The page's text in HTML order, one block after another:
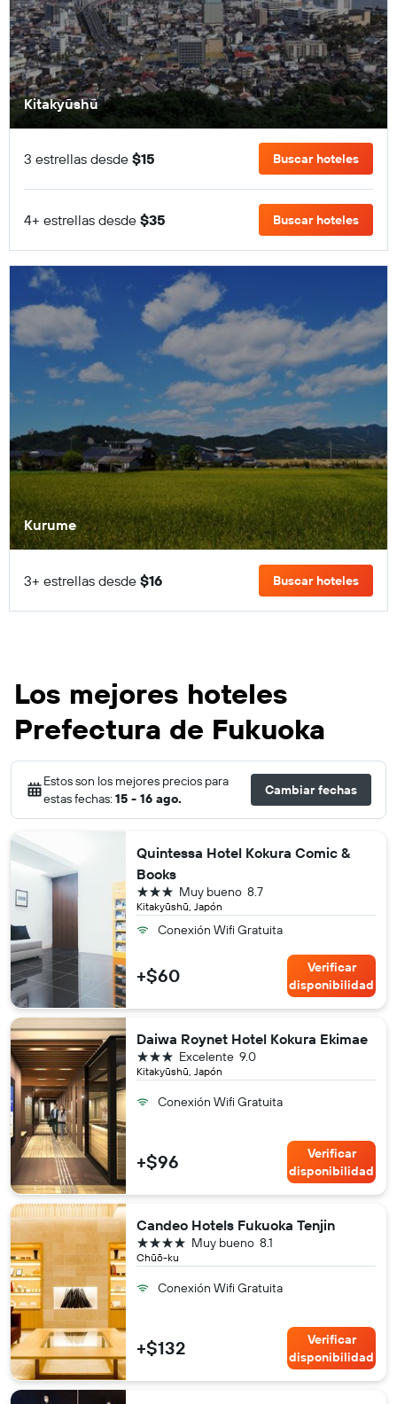
Kitakyūshū
3 estrellas desde $15 Buscar hoteles
4+ estrellas desde $35 Buscar hoteles
Kurume
3+ estrellas desde $16 Buscar hoteles
Los mejores hoteles
Prefectura de Fukuoka
Estos son los mejores precios para
estas fechas: 15 - 16 ago.
Cambiar fechas
Quintessa Hotel Kokura Comic &
Books
Kitakyūshū, Japón
8.7
Muy bueno
3 estrellas
Conexión Wifi Gratuita
+$60
Verificar
disponibilidad
Daiwa Roynet Hotel Kokura Ekimae
Kitakyūshū, Japón
9.0
Excelente
3 estrellas
Conexión Wifi Gratuita
+$96
Verificar
disponibilidad
Candeo Hotels Fukuoka Tenjin
Chūō-ku
8.1
Muy bueno
4 estrellas
Conexión Wifi Gratuita
+$132
Verificar
disponibilidad